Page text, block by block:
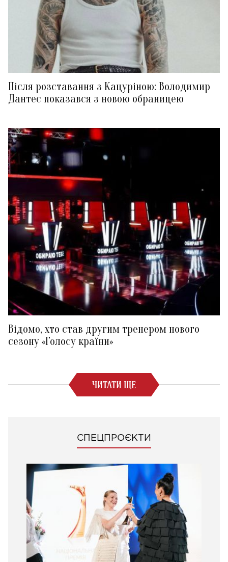
Після розставання з Кацуріною: Володимир
Дантес показався з новою обраницею
Відомо, хто став другим тренером нового
сезону «Голосу країни»
ЧИТАТИ ЩЕ
СПЕЦПРОЄКТИ